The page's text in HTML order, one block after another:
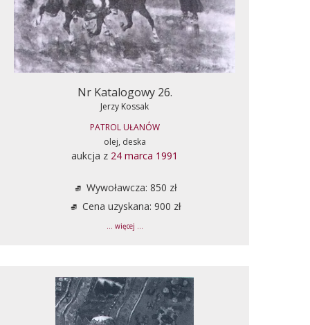
Nr Katalogowy 26.
Jerzy Kossak
PATROL UŁANÓW
olej, deska
aukcja z 24 marca 1991
Wywoławcza: 850 zł
Cena uzyskana: 900 zł
... więcej ...